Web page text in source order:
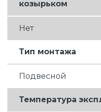
козырьком
Нет
Тип монтажа
Подвесной
Температура